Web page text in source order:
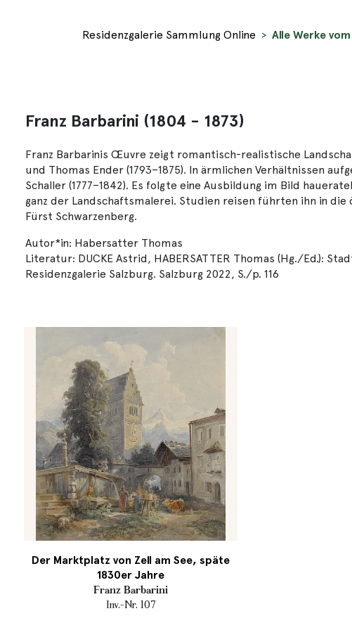
Residenzgalerie Sammlung Online Alle Werke
Franz Barbarini (1804 - 1873)
Franz Barbarinis Œuvre zeigt romantisch-realistische
und Thomas Ender (1793–1875). In ärmlichen Verhältnissen
Schaller (1777–1842). Es folgte eine Ausbildung im Bild
ganz der Landschaftsmalerei. Studien reisen führten ihn in die
Fürst Schwarzenberg.
Autor*in: Habersatter Thomas
Literatur: DUCKE Astrid, HABERSATTER Thomas (Hg./Ed.):
Residenzgalerie Salzburg. Salzburg 2022, S./p. 116
Der Marktplatz von Zell am See, späte
1830er Jahre
Franz Barbarini
Inv.-Nr. 107